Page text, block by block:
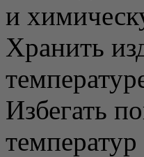
и
Хранить
Избегать